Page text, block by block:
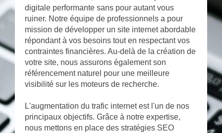
digitale performante sans pour autant vous
ruiner. Notre équipe de professionnels a pour
mission de développer un site internet abordable
répondant à vos besoins tout en respectant vos
contraintes financières. Au-delà de la création de
votre site, nous assurons également son
référencement naturel pour une meilleure
visibilité sur les moteurs de recherche.
L'augmentation du trafic internet est l'un de nos
principaux objectifs. Grâce à notre expertise,
nous mettons en place des stratégies SEO